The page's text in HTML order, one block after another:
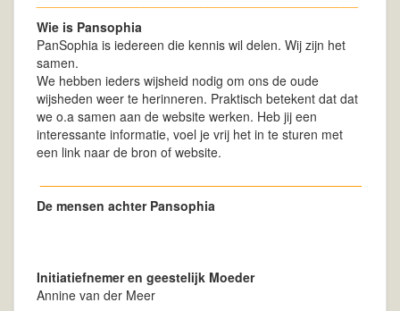
Wie is Pansophia
PanSophia is iedereen die kennis wil delen. Wij zijn het
samen.
We hebben ieders wijsheid nodig om ons de oude
wijsheden weer te herinneren. Praktisch betekent dat dat
we o.a samen aan de website werken. Heb jij een
interessante informatie, voel je vrij het in te sturen met
een link naar de bron of website.
De mensen achter Pansophia
Initiatiefnemer en geestelijk Moeder
Annine van der Meer